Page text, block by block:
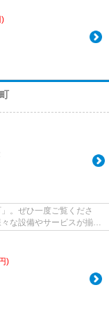
)
。ぜひ一度ご覧くださ
な設備やサービスが揃っ
)